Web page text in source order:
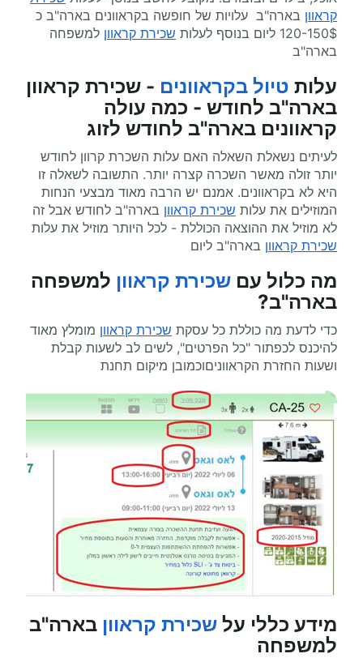
קראוון בארה"ב עלויות של חופשה בקראוונים בארה"ב כ
120-150$ ליום בנוסף לעלות
שכירת קראוון למשפחה
בארה"ב
עלות טיול בקראוונים - שכירת קראוון
בארה"ב לחודש - כמה עולה
קראוונים בארה"ב לחודש לזוג
לעיתים נשאלת השאלה האם עלות השכרת קרוון לחודש
יותר זולה מאשר השכרה קצרה יותר. התשובה לשאלה זו
היא לא בקראוונים. אמנם יש הרבה מאוד מבצעי הנחות
המוזילים את עלות שכירת קראוון בארה"ב לחודש אבל זה
לא מוזיל את ההוצאה הכוללת - לכל היותר מוזיל את עלות
שכירת קראוון בארה"ב ליום
מה כלול עם שכירת קראוון למשפחה
בארה"ב?
כדי לדעת מה כוללת כל עסקת שכירת קראוון מומלץ מאוד
להיכנס לכפתור "כל הפרטים", לשים לב לשעות קבלת
ושעות החזרת הקראווניםוכמובן מיקום תחנת
מידע כללי על שכירת קראוון בארה"ב
למשפחה